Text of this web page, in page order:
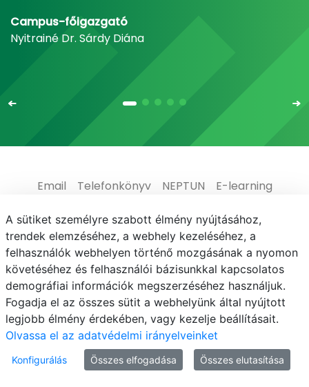
Campus-főigazgató
Nyitrainé Dr. Sárdy Diána
Email Telefonkönyv NEPTUN
E-learning
Médiaközpont
Informatikai Igazgatóság
Adatvédelem
© MATE 2021
A sütiket személyre szabott élmény nyújtásához,
trendek elemzéséhez, a webhely kezeléséhez, a
felhasználók webhelyen történő mozgásának a nyomon
követéséhez és felhasználói bázisunkkal kapcsolatos
demográfiai információk megszerzéséhez használjuk.
Fogadja el az összes sütit a webhelyünk által nyújtott
legjobb élmény érdekében, vagy kezelje beállításait.
Olvassa el az adatvédelmi irányelveinket
Konfigurálás Összes elfogadása Összes elutasítása